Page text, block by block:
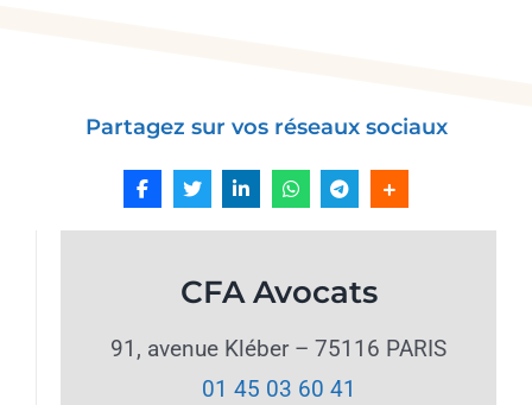
Partagez sur vos réseaux sociaux
CFA Avocats
91, avenue Kléber – 75116 PARIS
01 45 03 60 41